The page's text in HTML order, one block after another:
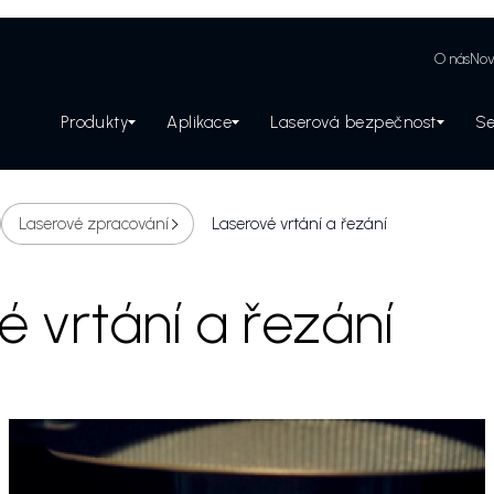
O nás
Produkty Aplikace Laserová bezpečnost
Laserové zpracování Laserové vrtání a řezání
vrtání a řezání